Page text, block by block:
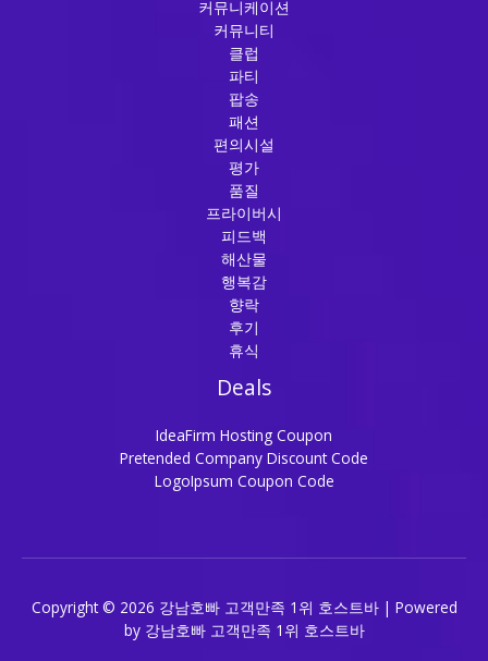
커뮤니케이션
커뮤니티
클럽
파티
팝송
패션
편의시설
평가
품질
프라이버시
피드백
해산물
행복감
향락
후기
휴식
Deals
IdeaFirm Hosting Coupon
Pretended Company Discount Code
LogoIpsum Coupon Code
Copyright © 2026 강남호빠 고객만족 1위 호스트바 | Powered
by 강남호빠 고객만족 1위 호스트바